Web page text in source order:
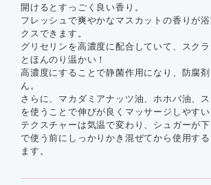
開けるとすっごく良い香り。
フレッシュで爽やかなマスカットの香りが
クスできます。
グリセリンを高濃度に配合していて、スク
とほんのり温かい！
高濃度にすることで静菌作用になり、防腐
ん。
さらに、マカダミアナッツ油、ホホバ油、
を使うことで伸びが良くマッサージしやすい
テクスチャーは気温で変わり、シュガーが
で使う前にしっかりかき混ぜてから使用す
ます。